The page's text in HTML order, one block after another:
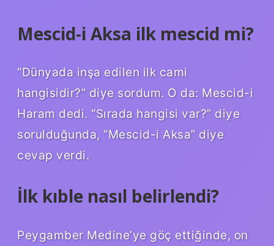
Mescid-i Aksa ilk mescid mi?
“Dünyada inşa edilen ilk cami
hangisidir?” diye sordum. O da: Mescid-i
Haram dedi. “Sırada hangisi var?” diye
sorulduğunda, “Mescid-i Aksa” diye
cevap verdi.
İlk kıble nasıl belirlendi?
Peygamber Medine’ye göç ettiğinde, on